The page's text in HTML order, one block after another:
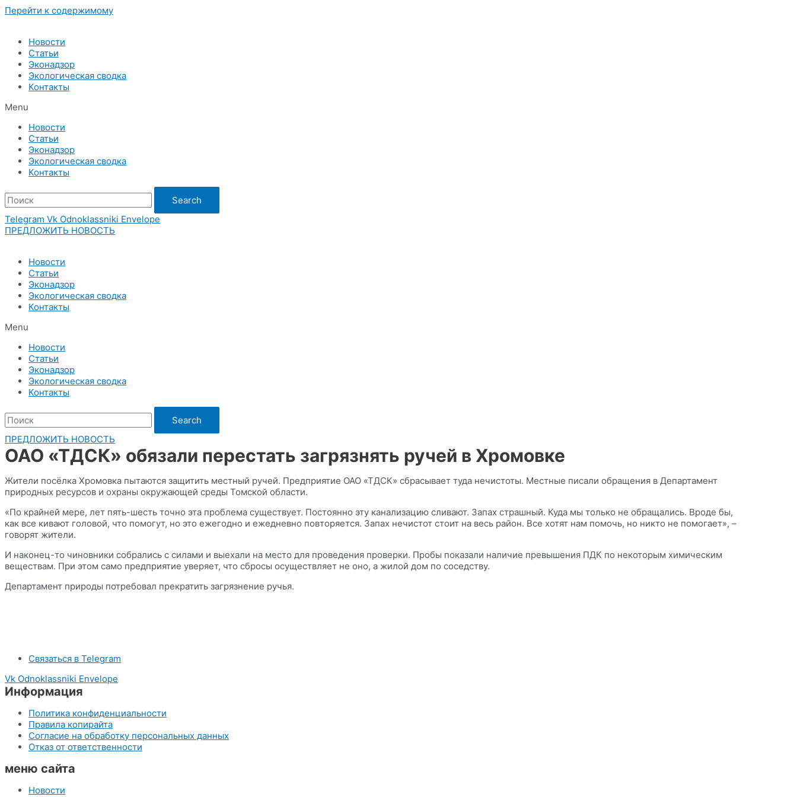
Перейти к содержимому
Новости
Статьи
Эконадзор
Экологическая сводка
Контакты
Menu
Новости
Статьи
Эконадзор
Экологическая сводка
Контакты
Search
Telegram Vk Odnoklassniki Envelope
ПРЕДЛОЖИТЬ НОВОСТЬ
Новости
Статьи
Эконадзор
Экологическая сводка
Контакты
Menu
Новости
Статьи
Эконадзор
Экологическая сводка
Контакты
Search
ПРЕДЛОЖИТЬ НОВОСТЬ
ОАО «ТДСК» обязали перестать загрязнять ручей в Хромовке
Жители посёлка Хромовка пытаются защитить местный ручей. Предприятие ОАО «ТДСК» сбрасывает туда нечистоты. Местные писали обращения в Департамент
природных ресурсов и охраны окружающей среды Томской области.
«По крайней мере, лет пять-шесть точно эта проблема существует. Постоянно эту канализацию сливают. Запах страшный. Куда мы только не обращались. Вроде бы,
как все кивают головой, что помогут, но это ежегодно и ежедневно повторяется. Запах нечистот стоит на весь район. Все хотят нам помочь, но никто не помогает», –
говорят жители.
И наконец-то чиновники собрались с силами и выехали на место для проведения проверки. Пробы показали наличие превышения ПДК по некоторым химическим
веществам. При этом само предприятие уверяет, что сбросы осуществляет не оно, а жилой дом по соседству.
Департамент природы потребовал прекратить загрязнение ручья.
Связаться в Telegram
Vk Odnoklassniki Envelope
Информация
Политика конфиденциальности
Правила копирайта
Согласие на обработку персональных данных
Отказ от ответственности
меню сайта
Новости